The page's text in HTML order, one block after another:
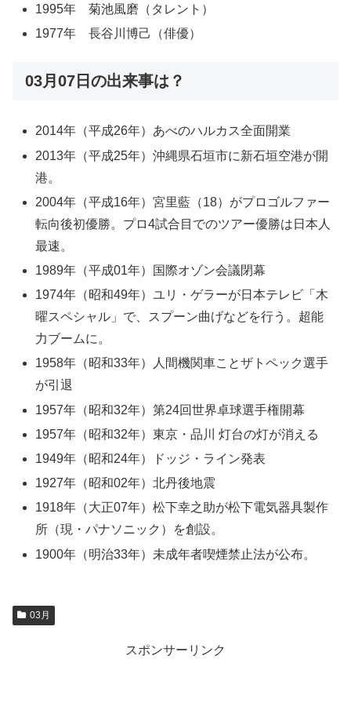
1995年 菊池風磨（タレント）
1977年 長谷川博己（俳優）
03月07日の出来事は？
2014年（平成26年）あべのハルカス全面開業
2013年（平成25年）沖縄県石垣市に新石垣空港が開
港。
2004年（平成16年）宮里藍（18）がプロゴルファー
転向後初優勝。プロ4試合目でのツアー優勝は日本人
最速。
1989年（平成01年）国際オゾン会議閉幕
1974年（昭和49年）ユリ・ゲラーが日本テレビ「木
曜スペシャル」で、スプーン曲げなどを行う。超能
力ブームに。
1958年（昭和33年）人間機関車ことザトペック選手
が引退
1957年（昭和32年）第24回世界卓球選手権開幕
1957年（昭和32年）東京・品川 灯台の灯が消える
1949年（昭和24年）ドッジ・ライン発表
1927年（昭和02年）北丹後地震
1918年（大正07年）松下幸之助が松下電気器具製作
所（現・パナソニック）を創設。
1900年（明治33年）未成年者喫煙禁止法が公布。
03月
スポンサーリンク